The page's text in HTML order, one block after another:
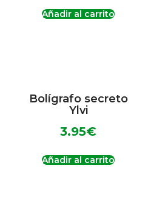
Añadir al carrito
Bolígrafo secreto
Ylvi
3.95€
Añadir al carrito